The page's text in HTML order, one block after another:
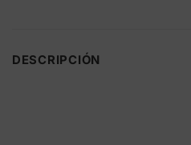
DESCRIPCIÓN